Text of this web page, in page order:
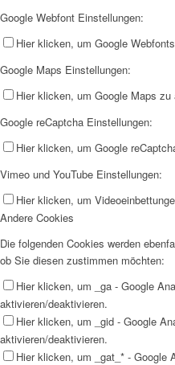
Google Webfont Einstellungen:
Hier klicken, um Google
Google Maps Einstellungen:
Hier klicken, um Google Maps
Google reCaptcha Einstellungen:
Hier klicken, um Google
Vimeo und YouTube Einstellungen:
Hier klicken, um
Andere Cookies
Die folgenden Cookies werden
ob Sie diesen zustimmen möchten:
Hier klicken, um _ga - Google
aktivieren/deaktivieren.
Hier klicken, um _gid - Google
aktivieren/deaktivieren.
Hier klicken, um _gat_* - Google